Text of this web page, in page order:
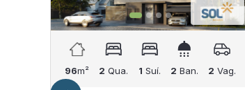
96m² 2 Qua. 1 Suí. 2 Ban. 2 Vag.